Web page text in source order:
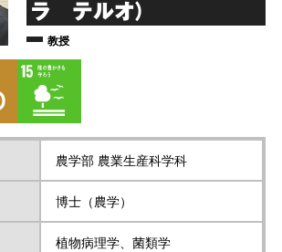
ラ テルオ）
教授
農学部 農業生産科学科
博士（農学）
植物病理学、菌類学